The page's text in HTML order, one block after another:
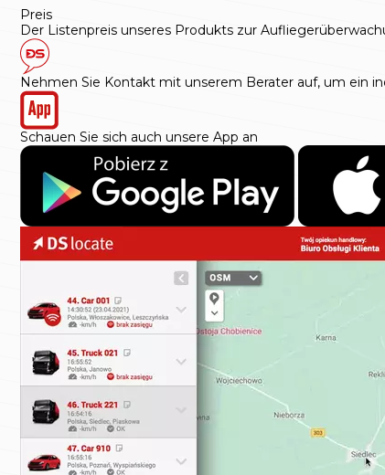
Preis
Der Listenpreis unseres Produkts zur
Nehmen Sie Kontakt mit unserem Berater auf, um ein
Schauen Sie sich auch unsere App an